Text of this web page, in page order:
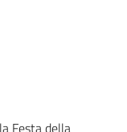
Festa della